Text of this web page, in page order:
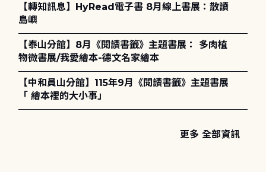
【轉知訊息】HyRead電子書 8月線上書展：散讀
島嶼
【泰山分館】8月《閱讀書籤》主題書展： 多肉植
物微書展/我愛繪本-德文名家繪本
【中和員山分館】115年9月《閱讀書籤》主題書展
「 繪本裡的大小事」
更多 全部資訊